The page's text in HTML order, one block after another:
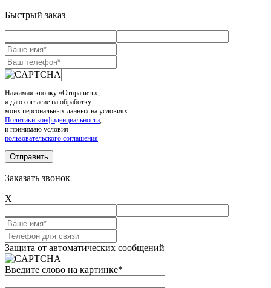
Быстрый заказ
Нажимая кнопку «Отправить»,
я даю согласие на обработку
моих персональных данных на условиях
Политики конфиденциальности
и принимаю условия
пользовательского соглашения
Заказать звонок
X
Защита от автоматических сообщений
Введите слово на картинке*